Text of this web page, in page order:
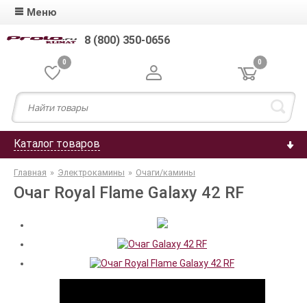
Меню
8 (800) 350-0656
0 0
Каталог товаров
Главная » Электрокамины » Очаги/камины
Очаг Royal Flame Galaxy 42 RF